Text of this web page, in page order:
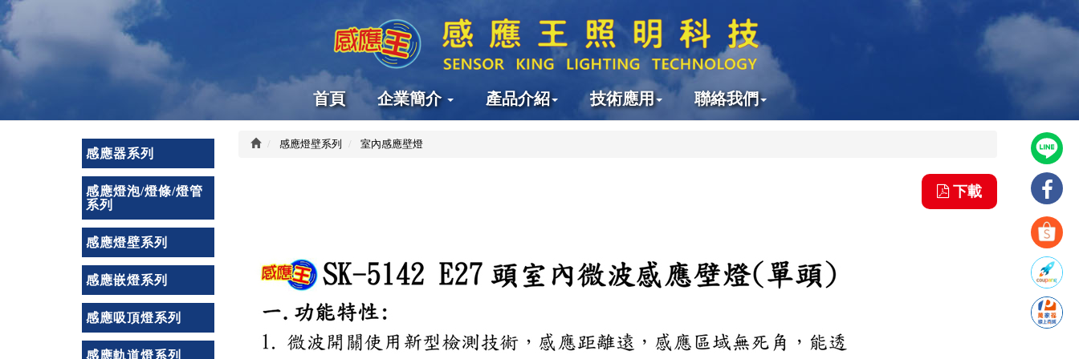
感
有
首頁 企業簡介 產品介紹 技術應用 聯絡我們
感應器系列
感應燈泡/燈條/燈管
系列
感應燈壁系列
感應嵌燈系列
感應吸頂燈系列
感應軌道燈系列
感應燈壁系列 室內感應壁燈
下載